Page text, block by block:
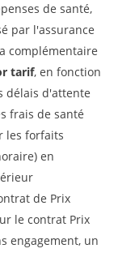
de santé,
par l'assurance
complémentaire
tarif, en fonction
délais d'attente
frais de santé
les forfaits
en
de Prix
le contrat Prix
engagement, un